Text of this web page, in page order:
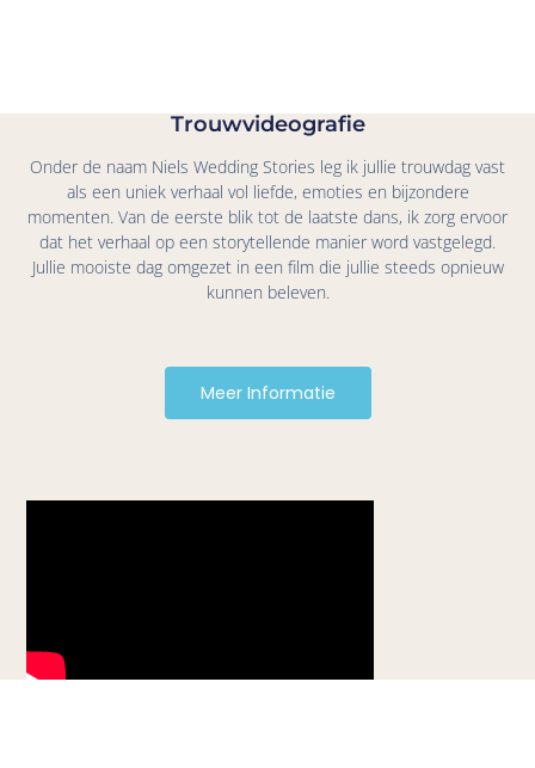
Trouwvideografie
Onder de naam Niels Wedding Stories leg ik jullie trouwdag vast
als een uniek verhaal vol liefde, emoties en bijzondere
momenten. Van de eerste blik tot de laatste dans, ik zorg ervoor
dat het verhaal op een storytellende manier word vastgelegd.
Jullie mooiste dag omgezet in een film die jullie steeds opnieuw
kunnen beleven.
Meer Informatie